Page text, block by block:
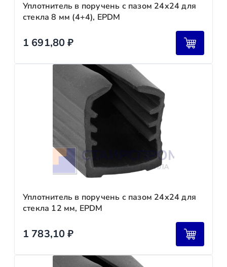
Уплотнитель в поручень с пазом 24х24 для
стекла 8 мм (4+4), EPDM
1 691,80₽
Уплотнитель в поручень с пазом 24х24 для
стекла 12 мм, EPDM
1 783,10₽